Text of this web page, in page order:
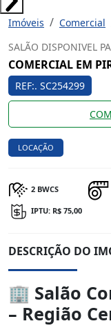
Imóveis Comercial
SALÃO DISPONIVEL
COMERCIAL EM
REF:. SC254299
LOCAÇÃO
2 BWCS
IPTU: R$ 75,00
DESCRIÇÃO DO
🏢 Salão
– Região